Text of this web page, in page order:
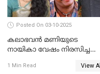
Posted On 03-10-2025
കലാഭവൻ മണിയുടെ
നായികാ വേഷം നിരസിച്ച
നടി ദിവ്യ ഉണ്ണിയല്ലെന്നും
1 Min Read View All